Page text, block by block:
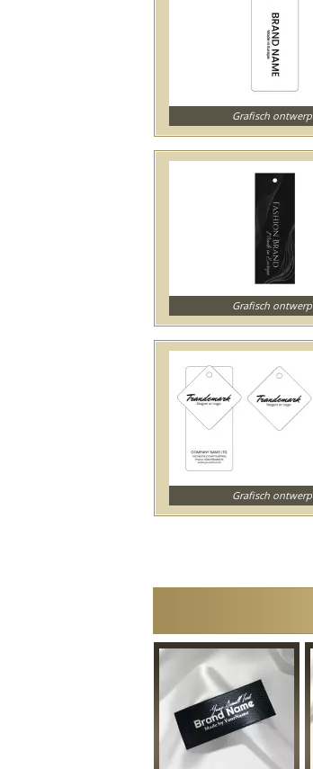
Grafisch ontwerp
Grafisch ontwerp
Grafisch ontwerp